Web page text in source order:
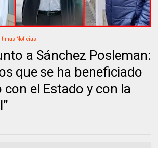
Noticias
a Sánchez Posleman:
que se ha beneficiado
el Estado y con la